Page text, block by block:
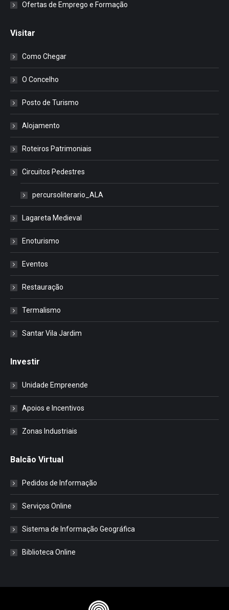
Ofertas de Emprego e Formação
Visitar
Como Chegar
O Concelho
Posto de Turismo
Alojamento
Roteiros Patrimoniais
Circuitos Pedestres
percursoliterario_ALA
Lagareta Medieval
Enoturismo
Eventos
Restauração
Termalismo
Santar Vila Jardim
Investir
Unidade Empreende
Apoios e Incentivos
Zonas Industriais
Balcão Virtual
Pedidos de Informação
Serviços Online
Sistema de Informação Geográfica
Biblioteca Online